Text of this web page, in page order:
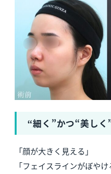
“細く”かつ“美し
「顔が大きく見える」
「フェイスラインがぼやけ